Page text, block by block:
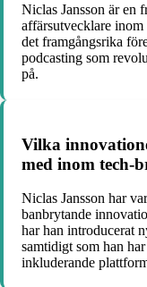
Niclas Jansson är en
affärsutvecklare inom
det framgångsrika
podcasting som
på.
Vilka
med inom tech-
Niclas Jansson har
banbrytande
har han introducerat
samtidigt som han
inkluderande